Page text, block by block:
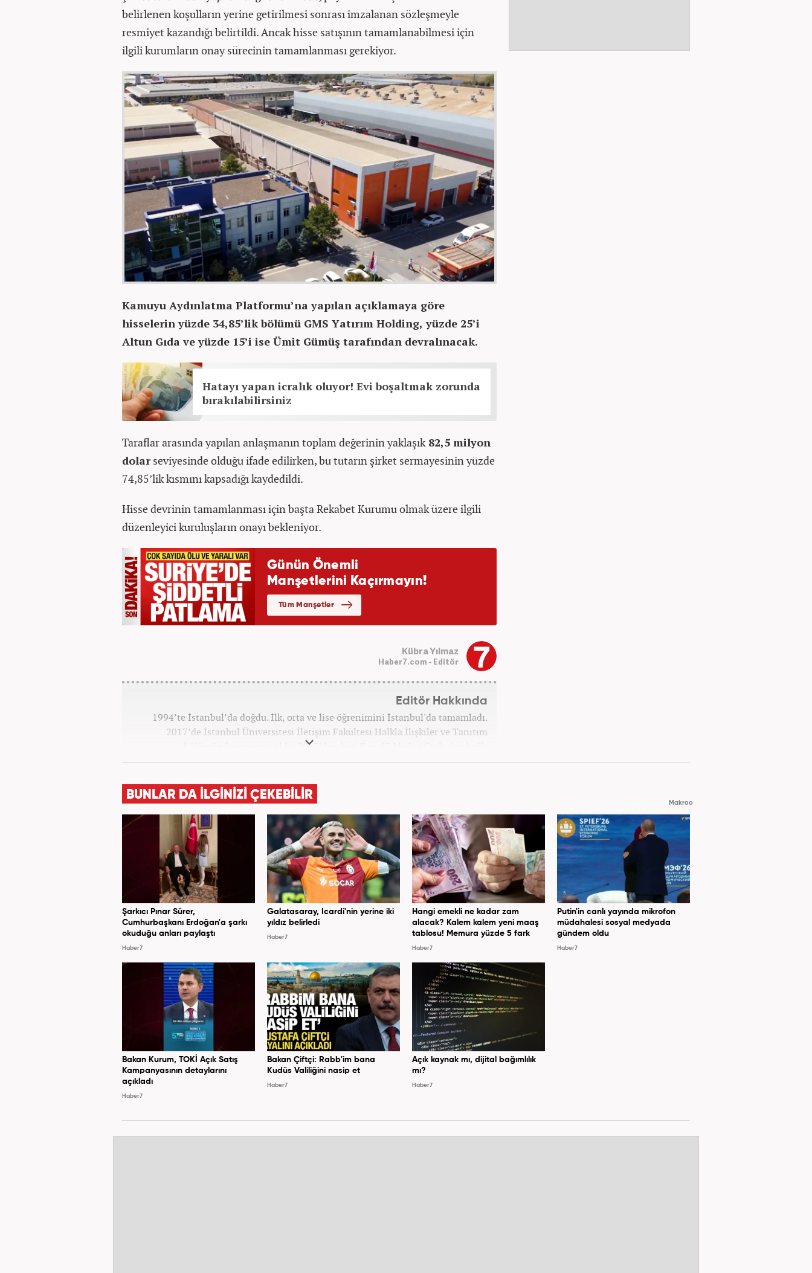
belirlenen koşulların yerine getirilmesi sonrası imzalanan sözleşmeyle
resmiyet kazandığı belirtildi. Ancak hisse satışının tamamlanabilmesi için
ilgili kurumların onay sürecinin tamamlanması gerekiyor.
Kamuyu Aydınlatma Platformu’na yapılan açıklamaya göre
hisselerin yüzde 34,85’lik bölümü GMS Yatırım Holding, yüzde 25’i
Altun Gıda ve yüzde 15’i ise Ümit Gümüş tarafından devralınacak.
Hatayı yapan icralık oluyor! Evi boşaltmak zorunda
bırakılabilirsiniz
Taraflar arasında yapılan anlaşmanın toplam değerinin yaklaşık82,5 milyon
dolarseviyesinde olduğu ifade edilirken, bu tutarın şirket sermayesinin yüzde
74,85’lik kısmını kapsadığı kaydedildi.
Hisse devrinin tamamlanması için başta Rekabet Kurumu olmak üzere ilgili
düzenleyici kuruluşların onayı bekleniyor.
Kübra Yılmaz
Haber7.com - Editör
Editör Hakkında
1994’te İstanbul’da doğdu. İlk, orta ve lise öğrenimini İstanbul'da tamamladı.
2017’de İstanbul Üniversitesi İletişim Fakültesi Halkla İlişkiler ve Tanıtım
bölümünden mezun oldu. 2017’den beri Kanal7 Medya Grubu’na bağlı
Haber7.com bünyesinde mesleki hayatına devam etmektedir.
BUNLAR DA İLGİNİZİ ÇEKEBİLİR
Makroo
Şarkıcı Pınar Sürer,
Cumhurbaşkanı Erdoğan'a şarkı
okuduğu anları paylaştı
Haber7
Galatasaray, Icardi'nin yerine iki
yıldız belirledi
Haber7
Hangi emekli ne kadar zam
alacak? Kalem kalem yeni maaş
tablosu! Memura yüzde 5 fark
Haber7
Putin'in canlı yayında mikrofon
müdahalesi sosyal medyada
gündem oldu
Haber7
Bakan Kurum, TOKİ Açık Satış
Kampanyasının detaylarını
açıkladı
Haber7
Bakan Çiftçi: Rabb'im bana
Kudüs Valiliğini nasip et
Haber7
Açık kaynak mı, dijital bağımlılık
mı?
Haber7